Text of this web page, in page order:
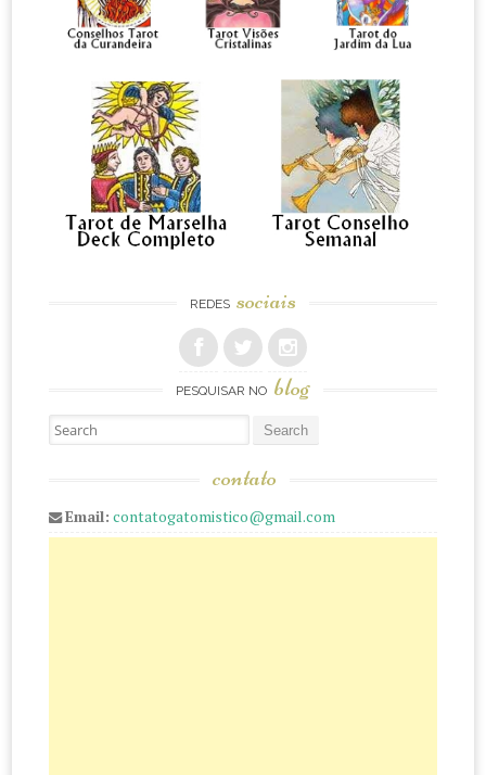
REDES sociais
PESQUISAR NO blog
Pesquisar
contato
Email: contatogatomistico@gmail.com